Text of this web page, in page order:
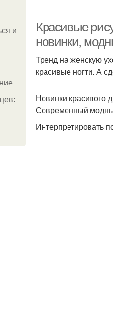
и
Красивые
новинки,
Тренд на женскую
красивые ногти. А
Новинки красивого
Современный
Интерпретировать